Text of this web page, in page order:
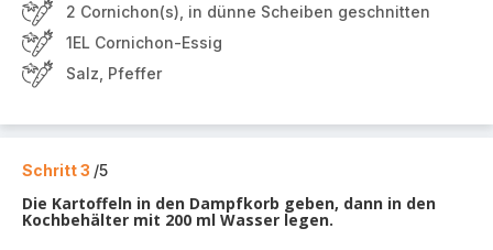
2 Cornichon(s), in dünne Scheiben geschnitten
1EL Cornichon-Essig
Salz, Pfeffer
Schritt 3 /5
Die Kartoffeln in den Dampfkorb geben, dann in den
Kochbehälter mit 200 ml Wasser legen.